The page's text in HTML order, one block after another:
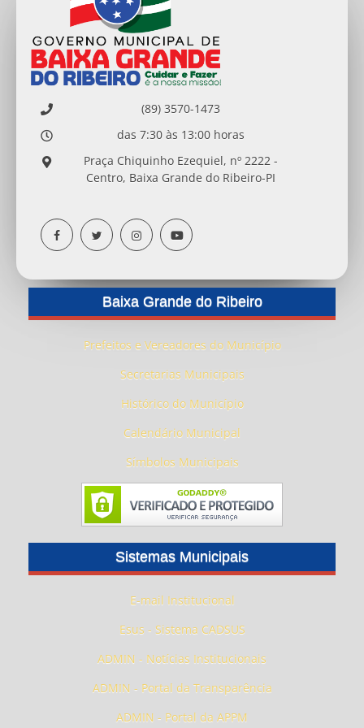
(89) 3570-1473
das 7:30 às 13:00 horas
Praça Chiquinho Ezequiel, nº 2222 -
Centro, Baixa Grande do Ribeiro-PI
Baixa Grande do Ribeiro
Prefeitos e Vereadores do Município
Secretarias Municipais
Histórico do Município
Calendário Municipal
Símbolos Municipais
Sistemas Municipais
E-mail Institucional
Esus - Sistema CADSUS
ADMIN - Notícias Institucionais
ADMIN - Portal da Transparência
ADMIN - Portal da APPM